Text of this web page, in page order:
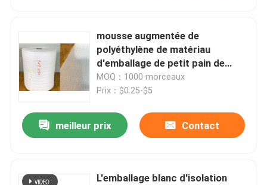
mousse augmentée de
polyéthylène de matériau
d'emballage de petit pain de
mousse de 1000*2000mm EPE
MOQ：1000 morceaux
Prix：$0.25-$5
meilleur prix Contact
L'emballage blanc d'isolation